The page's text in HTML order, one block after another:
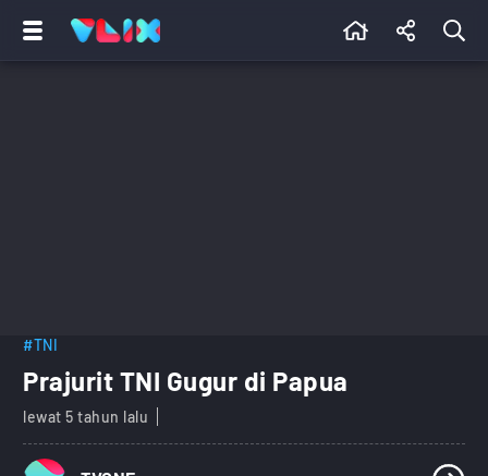
#TNI
Prajurit TNI Gugur di Papua
lewat 5 tahun lalu